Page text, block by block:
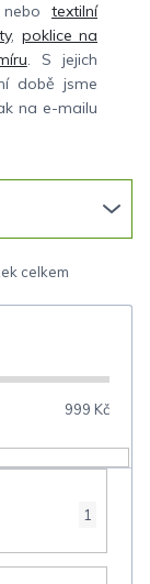
nebotextilní
, poklice na
. S jejich
době jsme
na e-mailu
999 Kč
1